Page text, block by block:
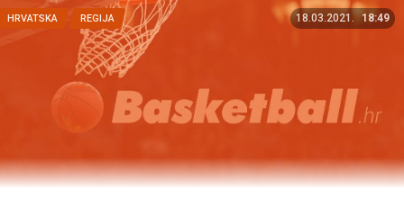
HRVATSKA REGIJA 18.03.2021. 18:49